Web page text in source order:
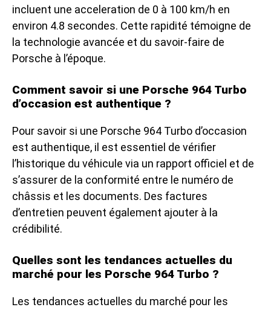
incluent une acceleration de 0 à 100 km/h en
environ 4.8 secondes. Cette rapidité témoigne de
la technologie avancée et du savoir-faire de
Porsche à l’époque.
Comment savoir si une Porsche 964 Turbo
d’occasion est authentique ?
Pour savoir si une Porsche 964 Turbo d’occasion
est authentique, il est essentiel de vérifier
l’historique du véhicule via un rapport officiel et de
s’assurer de la conformité entre le numéro de
châssis et les documents. Des factures
d’entretien peuvent également ajouter à la
crédibilité.
Quelles sont les tendances actuelles du
marché pour les Porsche 964 Turbo ?
Les tendances actuelles du marché pour les